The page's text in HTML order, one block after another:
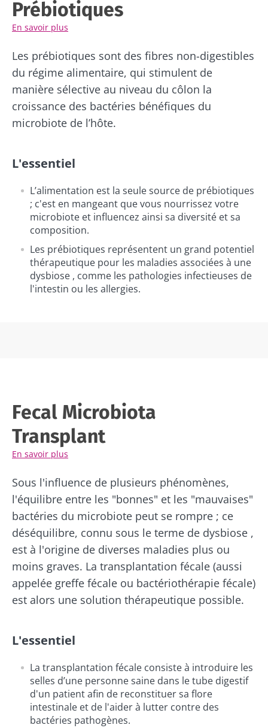
Prébiotiques
En savoir plus
Les prébiotiques sont des fibres non-digestibles
du régime alimentaire, qui stimulent de
manière sélective au niveau du côlon la
croissance des bactéries bénéfiques du
microbiote de l’hôte.
L'essentiel
L’alimentation est la seule source de prébiotiques
; c'est en mangeant que vous nourrissez votre
microbiote et influencez ainsi sa diversité et sa
composition.
Les prébiotiques représentent un grand potentiel
thérapeutique pour les maladies associées à une
dysbiose , comme les pathologies infectieuses de
l'intestin ou les allergies.
Fecal Microbiota
Transplant
En savoir plus
Sous l'influence de plusieurs phénomènes,
l'équilibre entre les "bonnes" et les "mauvaises"
bactéries du microbiote peut se rompre ; ce
déséquilibre, connu sous le terme de dysbiose ,
est à l'origine de diverses maladies plus ou
moins graves. La transplantation fécale (aussi
appelée greffe fécale ou bactériothérapie fécale)
est alors une solution thérapeutique possible.
L'essentiel
La transplantation fécale consiste à introduire les
selles d’une personne saine dans le tube digestif
d'un patient afin de reconstituer sa flore
intestinale et de l'aider à lutter contre des
bactéries pathogènes.
Redirection
Vous êtes sur le point d'être redirigé et de
quitter notre site web
Être redirigé
pour rester au courant des dernières
actualités sur le microbiote.
Je souhaite m'inscrire afin de recevoir
d'autres actualités de Biocodex
J’ai lu et accepte les
protection des données
Microbiota Institute
* Champs obligatoires
BMI 20-35
d'autres actualités de Biocodex
J’ai lu et accepte les
Microbiota Institute
* Champs obligatoires
BMI 20-35
Kéfir : un allié
naturel de
notre
microbiote ?
Légèrement
pétillant,
acidulé et
naturellement
Yaourts,
les grands
alliés de
microbiote
intestinal
Vous êtes
elles
chou...
23/07/2026
Microbiotes